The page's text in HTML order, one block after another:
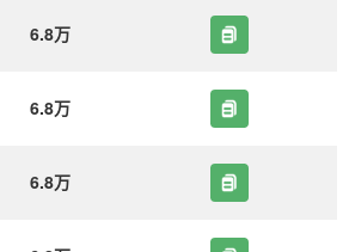
6.8万
6.8万
6.8万